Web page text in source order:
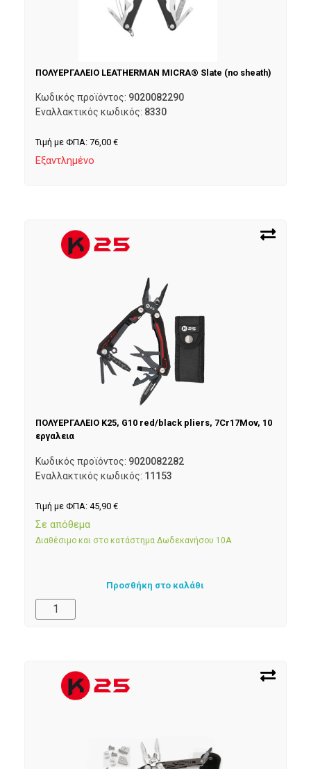
ΠΟΛΥΕΡΓΑΛΕΙΟ LEATHERMAN MICRA® Slate (no sheath)
Κωδικός προϊόντος: 9020082290
Εναλλακτικός κωδικός: 8330
Τιμή με ΦΠΑ: 76,00 €
Εξαντλημένο
ΠΟΛΥΕΡΓΑΛΕΙΟ K25, G10 red/black pliers, 7Cr17Mov, 10
εργαλεια
Κωδικός προϊόντος: 9020082282
Εναλλακτικός κωδικός: 11153
Τιμή με ΦΠΑ: 45,90 €
Σε απόθεμα
Διαθέσιμο και στο κατάστημα Δωδεκανήσου 10Α
Προσθήκη στο καλάθι